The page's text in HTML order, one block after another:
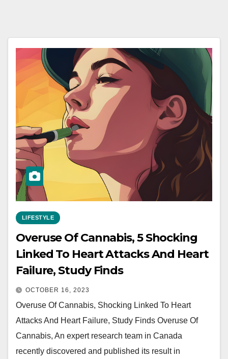
LIFESTYLE
Overuse Of Cannabis, 5 Shocking
Linked To Heart Attacks And Heart
Failure, Study Finds
OCTOBER 16, 2023
Overuse Of Cannabis, Shocking Linked To Heart
Attacks And Heart Failure, Study Finds Overuse Of
Cannabis, An expert research team in Canada
recently discovered and published its result in